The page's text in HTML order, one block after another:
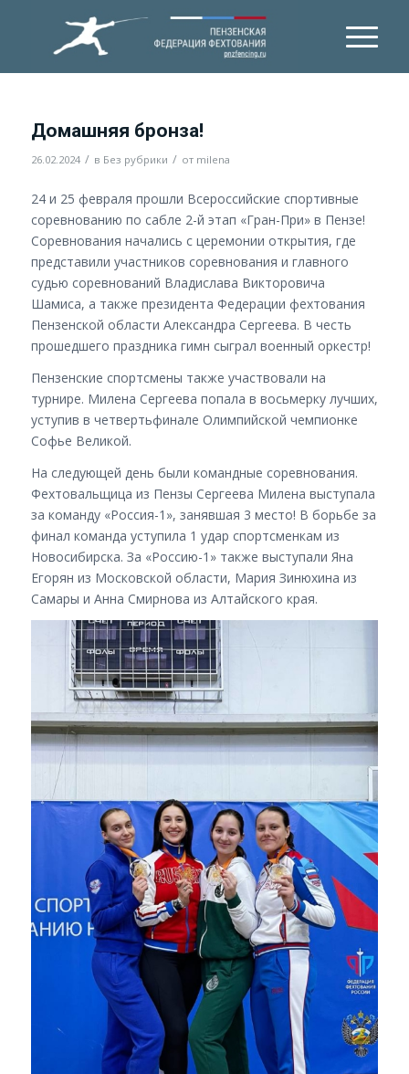
Домашняя бронза!
26.02.2024 / в Без рубрики / от milena
24 и 25 февраля прошли Всероссийские спортивные
соревнованию по сабле 2-й этап «Гран-При» в Пензе!
Соревнования начались с церемонии открытия, где
представили участников соревнования и главного
судью соревнований Владислава Викторовича
Шамиса, а также президента Федерации фехтования
Пензенской области Александра Сергеева. В честь
прошедшего праздника гимн сыграл военный оркестр!
Пензенские спортсмены также участвовали на
турнире. Милена Сергеева попала в восьмерку лучших,
уступив в четвертьфинале Олимпийской чемпионке
Софье Великой.
На следующей день были командные соревнования.
Фехтовальщица из Пензы Сергеева Милена выступала
за команду «Россия-1», занявшая 3 место! В борьбе за
финал команда уступила 1 удар спортсменкам из
Новосибирска. За «Россию-1» также выступали Яна
Егорян из Московской области, Мария Зинюхина из
Самары и Анна Смирнова из Алтайского края.